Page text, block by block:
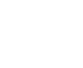
Sa. nur